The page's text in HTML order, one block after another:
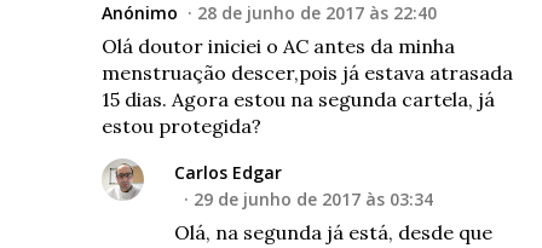
Anónimo 28 de junho de 2017 às 22:40
Olá doutor iniciei o AC antes da minha
menstruação descer,pois já estava atrasada
15 dias. Agora estou na segunda cartela, já
estou protegida?
Carlos Edgar
29 de junho de 2017 às 03:34
Olá, na segunda já está, desde que